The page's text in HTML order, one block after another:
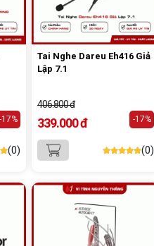
-17%
(0)
Tai Nghe Dareu Eh416 Giả
Lập 7.1
406.800 đ
339.000 đ -17%
(0)